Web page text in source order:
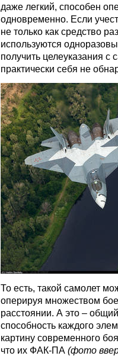
даже легкий, способен
одновременно. Если
не только как средство
используются
получить целеуказания с
практически себя не
То есть, такой самолет
оперируя множеством
расстоянии. А это –
способность каждого
картину современного
что их ФАК-ПА (фото